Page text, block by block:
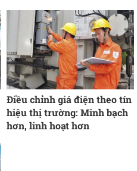
Điều chỉnh giá điện theo tín
hiệu thị trường: Minh bạch
hơn, linh hoạt hơn